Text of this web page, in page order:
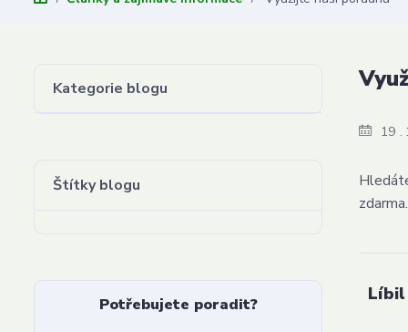
Kategorie blogu
Štítky blogu
Potřebujete poradit?
19
Líbil